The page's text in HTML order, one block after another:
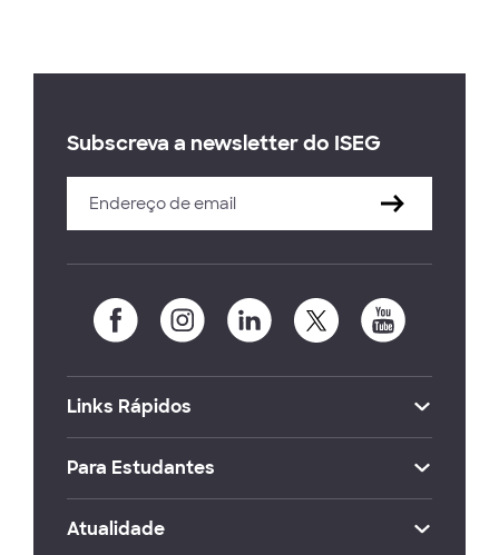
Subscreva a newsletter do ISEG
Links Rápidos
Para Estudantes
Atualidade